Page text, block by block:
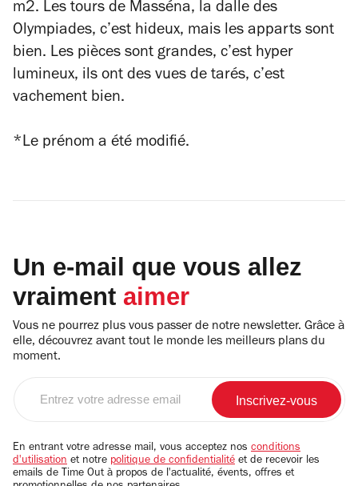
m2. Les tours de Masséna, la dalle des
Olympiades, c’est hideux, mais les apparts sont
bien. Les pièces sont grandes, c’est hyper
lumineux, ils ont des vues de tarés, c’est
vachement bien.
*Le prénom a été modifié.
Un e-mail que vous allez
vraiment aimer
Vous ne pourrez plus vous passer de notre newsletter. Grâce à
elle, découvrez avant tout le monde les meilleurs plans du
moment.
email
En entrant votre adresse mail, vous acceptez nos conditions
d'utilisation et notre politique de confidentialité et de recevoir les
emails de Time Out à propos de l'actualité, évents, offres et